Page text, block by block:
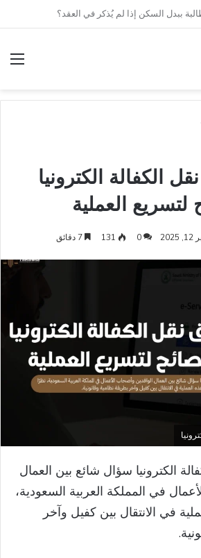
العمل الإلكتروني في قوى؟
الكفالة الكترونيا
لتسريع العملية
0
131
الكترونيا سؤال شائع بين العمال
في المملكة العربية السعودية،
في الانتقال بين كفيل وآخر